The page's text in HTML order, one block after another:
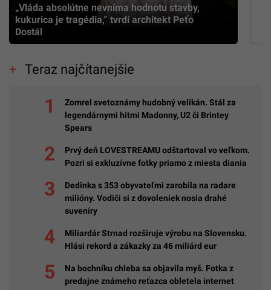
„Vláda absolútne nevníma hodnotu stavby,
kukurica je tragédia,” tvrdí architekt Peťo
Dostál
Teraz najčítanejšie
Zomrel svetoznámy hudobný velikán. Stál za
legendárnymi hitmi Madonny, U2 či Brintey
Spears
Prvý deň LOVESTREAMU odštartoval vo veľkom.
Pozri si exkluzívne fotky priamo z miesta diania
Dedinka s 353 obyvateľmi zarobila na radare
milióny. Vodiči si z dovoleniek nosia drahé
suveníry
Miliardár Strnad rozširuje výrobu na Slovensku.
Hlási rekord a zákazky za 46 miliárd eur
Na bochníku chleba sa objavila myš. Fotka z
predajne známeho reťazca obletela internet